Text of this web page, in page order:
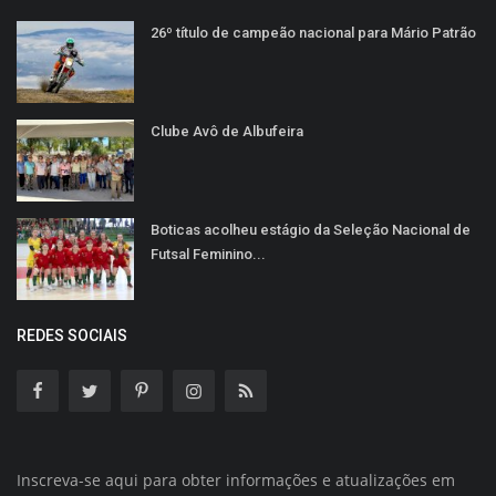
26º título de campeão nacional para Mário Patrão
Clube Avô de Albufeira
Boticas acolheu estágio da Seleção Nacional de
Futsal Feminino...
REDES SOCIAIS
Inscreva-se aqui para obter informações e atualizações em